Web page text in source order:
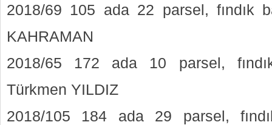
2018/69 105 ada 22 parsel, fındık
KAHRAMAN
2018/65 172 ada 10 parsel,
Türkmen YILDIZ
2018/105 184 ada 29 parsel,